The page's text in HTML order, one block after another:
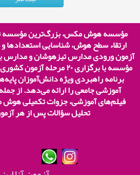
مؤسسه هوش مکس، بزرگ‌ترین مؤسسه
ارتقاء سطح هوش، شناسایی استعدادها
آزمون ورودی مدارس تیزهوشان و
مؤسسه با برگزاری۲۰مرحله آزمون
برنامه راهبردی ویژه دانش‌آموزان
آموزشی جامعی را ارائه می‌دهد. از
فیلم‌های آموزشی، جزوات تکمیلی
تحلیل سؤالات پس از هر